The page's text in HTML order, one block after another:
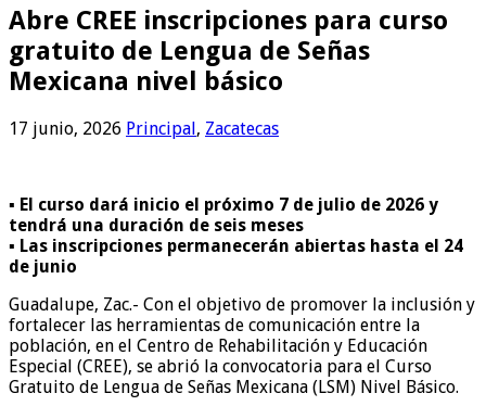
Abre CREE inscripciones para curso
gratuito de Lengua de Señas
Mexicana nivel básico
17 junio, 2026 Principal, Zacatecas
▪️ El curso dará inicio el próximo 7 de julio de 2026 y
tendrá una duración de seis meses
▪️ Las inscripciones permanecerán abiertas hasta el 24
de junio
Guadalupe, Zac.- Con el objetivo de promover la inclusión y
fortalecer las herramientas de comunicación entre la
población, en el Centro de Rehabilitación y Educación
Especial (CREE), se abrió la convocatoria para el Curso
Gratuito de Lengua de Señas Mexicana (LSM) Nivel Básico.